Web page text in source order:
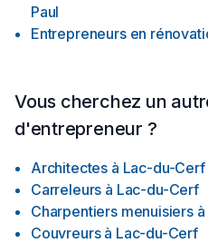
Paul
Entrepreneurs en
Vous cherchez un
d'entrepreneur ?
Architectes à Lac-du-Cerf
Carreleurs à Lac-du-Cerf
Charpentiers menuisiers à
Couvreurs à Lac-du-Cerf